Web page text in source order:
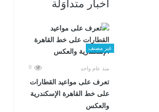
أخبار متداوَلة
غير مصنف
منذ عام واحد 0
تعرف على مواعيد القطارات
على خط القاهرة الإسكندرية
والعكس